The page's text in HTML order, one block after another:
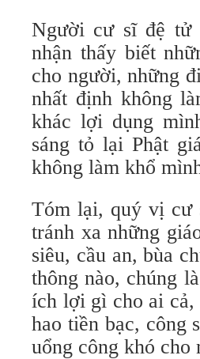
Người cư sĩ đệ tử
nhận thấy biết
cho người, những
nhất định không
khác lợi dụng
sáng tỏ lại Phật
không làm khổ
Tóm lại, quý vị cư
tránh xa những
siêu, cầu an, bùa
thông nào, chúng
ích lợi gì cho ai cả,
hao tiền bạc, công
uổng công khó cho